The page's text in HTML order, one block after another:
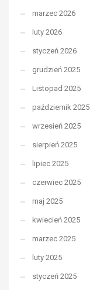
marzec 2026
luty 2026
styczeń 2026
grudzień 2025
Listopad 2025
październik 2025
wrzesień 2025
sierpień 2025
lipiec 2025
czerwiec 2025
maj 2025
kwiecień 2025
marzec 2025
luty 2025
styczeń 2025